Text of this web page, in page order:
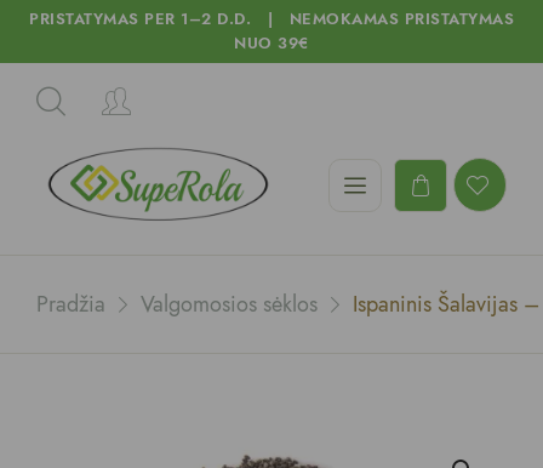
PRISTATYMAS PER 1–2 D.D. | NEMOKAMAS PRISTATYMAS
NUO 39€
Pradžia Valgomosios sėklos Ispaninis Šalavijas